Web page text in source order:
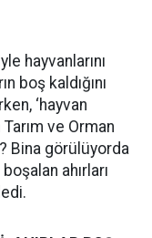
hayvanlarını
boş kaldığını
‘hayvan
ve Orman
Bina görülüyorda
ahırları